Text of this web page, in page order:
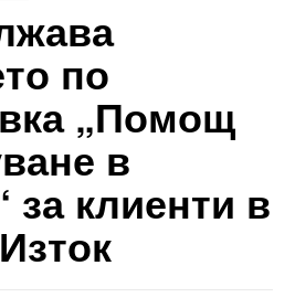
по
„Помощ
в
за клиенти в